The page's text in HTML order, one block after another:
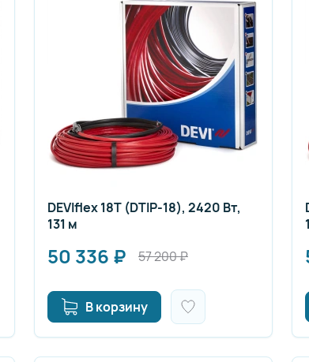
DEVIflex 18T (DTIP-18), 2420 Вт,
131 м
50 336 ₽ 57 200₽
В корзину